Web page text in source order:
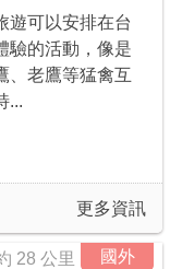
遊可以安排在台
驗的活動，像是
、老鷹等猛禽互
...
更多資訊
國外
28 公里